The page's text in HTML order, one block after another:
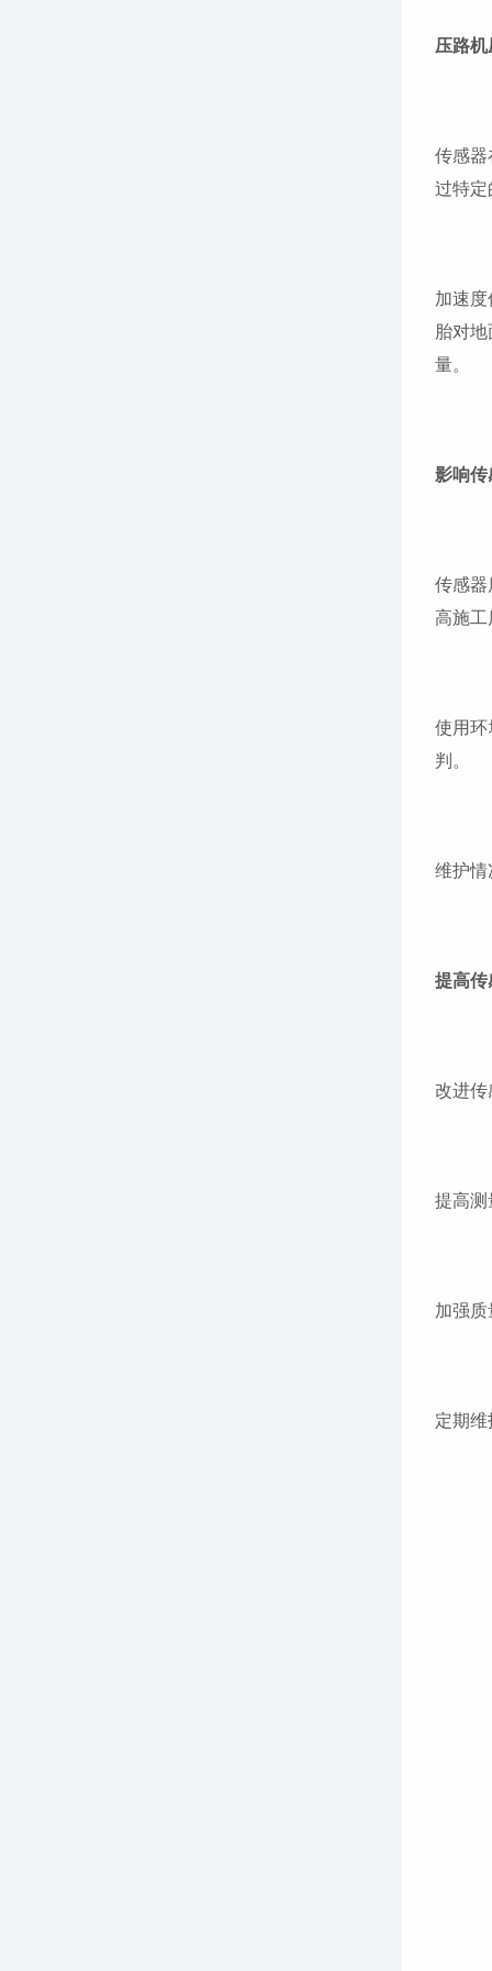
压路
传感器
过特定
加速
胎对
量。
影响传
传感器
高施工
使用
判。
维护情
提高传
改进传
提高测
加强
定期